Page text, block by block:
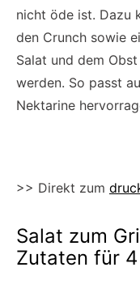
nicht öde ist. Dazu
den Crunch sowie
Salat und dem
werden. So passt
Nektarine
>> Direkt zum
Salat zum
Zutaten für